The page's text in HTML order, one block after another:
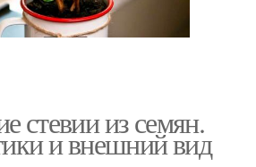
стевии из семян.
и внешний вид